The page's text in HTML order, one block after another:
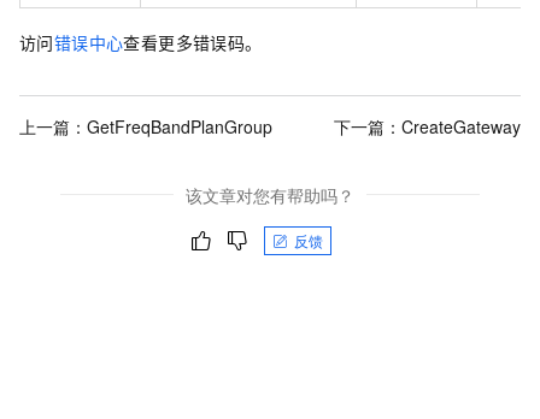
访问错误中心查看更多错误码。
上一篇： GetFreqBandPlanGroup 下一篇： CreateGateway
该文章对您有帮助吗？
反馈